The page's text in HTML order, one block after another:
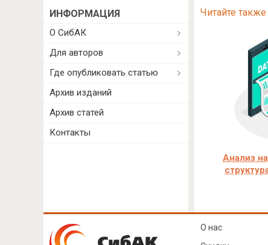
Читайте также
Анализ
ИНФОРМАЦИЯ
О СибАК
Для авторов
Где опубликовать статью
Архив изданий
Архив статей
Контакты
О нас